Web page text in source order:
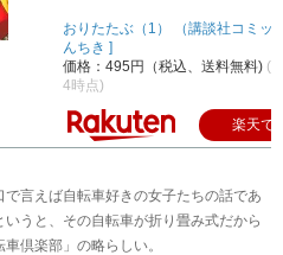
おりたたぶ（1） （講談社コミッ
んちき ]
価格：495円（税込、送料無料)
4時点)
楽天で
言えば自転車好きの女子たちの話であ
うと、その自転車が折り畳み式だから
倶楽部」の略らしい。